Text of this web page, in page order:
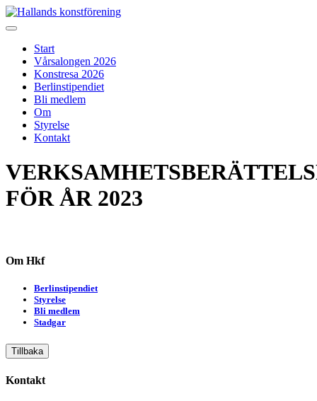
Skip
to
Start
Vårsalongen 2026
Konstresa 2026
Berlinstipendiet
Bli medlem
Om
Styrelse
Kontakt
FÖR ÅR 2023
Om Hkf
Berlinstipendiet
Styrelse
Bli medlem
Stadgar
Tillbaka
Kontakt